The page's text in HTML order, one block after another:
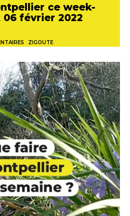
ce week-
06 février 2022
ZIGOUTE